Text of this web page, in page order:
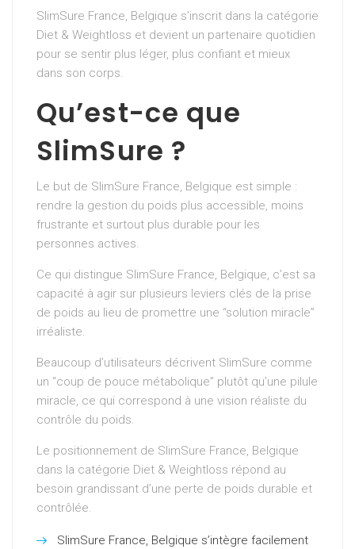
SlimSure France, Belgique s’inscrit dans la catégorie
Diet & Weightloss et devient un partenaire quotidien
pour se sentir plus léger, plus confiant et mieux
dans son corps.
Qu’est-ce que
SlimSure ?
Le but de SlimSure France, Belgique est simple :
rendre la gestion du poids plus accessible, moins
frustrante et surtout plus durable pour les
personnes actives.
Ce qui distingue SlimSure France, Belgique, c’est sa
capacité à agir sur plusieurs leviers clés de la prise
de poids au lieu de promettre une “solution miracle”
irréaliste.
Beaucoup d’utilisateurs décrivent SlimSure comme
un “coup de pouce métabolique” plutôt qu’une pilule
miracle, ce qui correspond à une vision réaliste du
contrôle du poids.
Le positionnement de SlimSure France, Belgique
dans la catégorie Diet & Weightloss répond au
besoin grandissant d’une perte de poids durable et
contrôlée.
SlimSure France, Belgique s’intègre facilement